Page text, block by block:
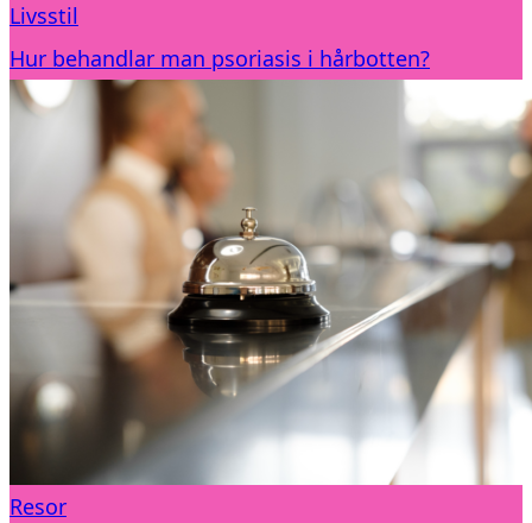
Livsstil
Hur behandlar man psoriasis i hårbotten?
Resor